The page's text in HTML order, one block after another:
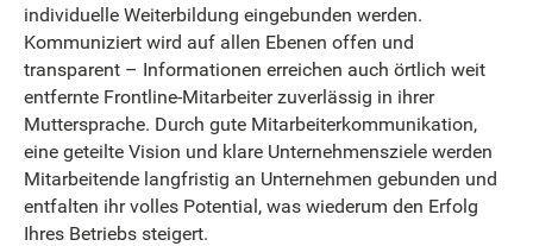
individuelle Weiterbildung eingebunden werden.
Kommuniziert wird auf allen Ebenen offen und
transparent – Informationen erreichen auch örtlich weit
entfernte Frontline-Mitarbeiter zuverlässig in ihrer
Muttersprache. Durch gute Mitarbeiterkommunikation,
eine geteilte Vision und klare Unternehmensziele werden
Mitarbeitende langfristig an Unternehmen gebunden und
entfalten ihr volles Potential, was wiederum den Erfolg
Ihres Betriebs steigert.